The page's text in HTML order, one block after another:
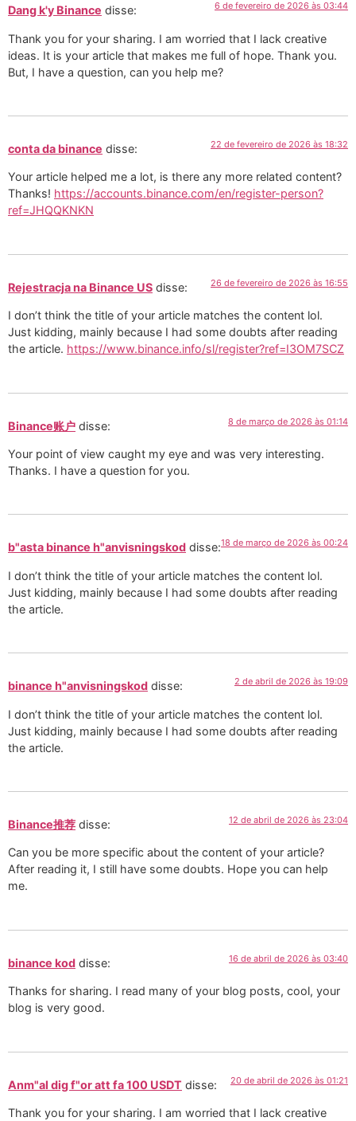
Dang k'y Binance disse: 6 de fevereiro de 2026 às 03:44
Thank you for your sharing. I am worried that I lack creative
ideas. It is your article that makes me full of hope. Thank you.
But, I have a question, can you help me?
conta da binance disse: 22 de fevereiro de 2026 às 18:32
Your article helped me a lot, is there any more related content?
Thanks! https://accounts.binance.com/en/register-person?
ref=JHQQKNKN
Rejestracja na Binance US disse: 26 de fevereiro de 2026 às 16:55
I don’t think the title of your article matches the content lol.
Just kidding, mainly because I had some doubts after reading
the article. https://www.binance.info/sl/register?ref=I3OM7SCZ
Binance账户 disse: 8 de março de 2026 às 01:14
Your point of view caught my eye and was very interesting.
Thanks. I have a question for you.
b"asta binance h"anvisningskod disse:18 de março de 2026 às 00:24
I don’t think the title of your article matches the content lol.
Just kidding, mainly because I had some doubts after reading
the article.
binance h"anvisningskod disse: 2 de abril de 2026 às 19:09
I don’t think the title of your article matches the content lol.
Just kidding, mainly because I had some doubts after reading
the article.
Binance推荐 disse: 12 de abril de 2026 às 23:04
Can you be more specific about the content of your article?
After reading it, I still have some doubts. Hope you can help
me.
binance kod disse: 16 de abril de 2026 às 03:40
Thanks for sharing. I read many of your blog posts, cool, your
blog is very good.
Anm"al dig f"or att fa 100 USDT disse: 20 de abril de 2026 às 01:21
Thank you for your sharing. I am worried that I lack creative